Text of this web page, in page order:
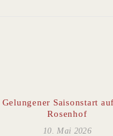
Gelungener Saisonstart
Rosenhof
10. Mai 2026